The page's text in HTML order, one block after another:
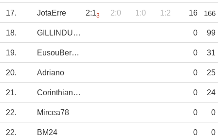
17. JotaErre 2:13 2:0 1:0 1:2 16 166
18. GILLINDUUU 0 99
19. EusouBernardo 0 31
20. Adriano 0 25
21. Corinthianismo 0 24
22. Mircea78 0 0
22. BM24 0 0